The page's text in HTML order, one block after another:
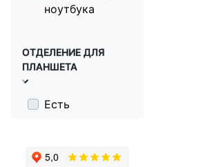
ноутбука
ОТДЕЛЕНИЕ ДЛЯ
ПЛАНШЕТА
Есть